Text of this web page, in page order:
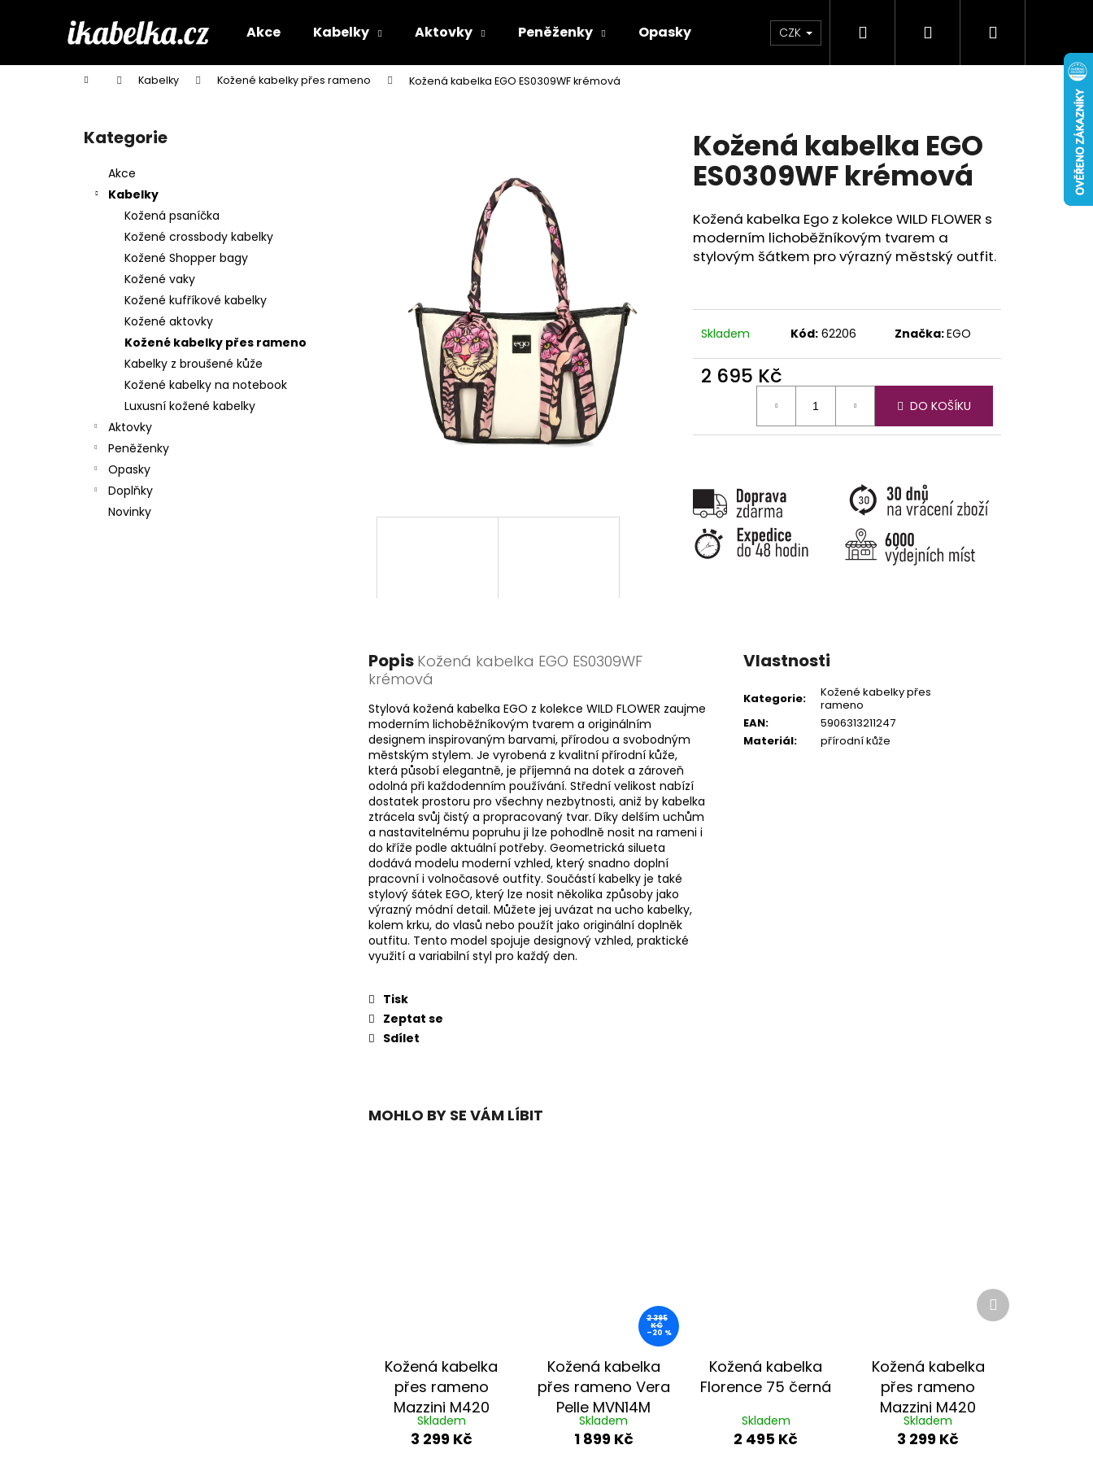
Akce Kabelky Aktovky Peněženky Opasky Doplňky Novinky
CZK Hledat PřihlášeníNákupní
Domů Kabelky Kožené kabelky přes rameno Kožená kabelka EGO ES0309WF krémová
Přeskočit
kategorie
Kategorie
Akce
Kabelky
Kožená psaníčka
Kožené crossbody kabelky
Kožené Shopper bagy
Kožené vaky
Kožené kufříkové kabelky
Kožené aktovky
Kožené kabelky přes rameno
Kabelky z broušené kůže
Kožené kabelky na notebook
Luxusní kožené kabelky
Aktovky
Peněženky
Opasky
Doplňky
Novinky
Kožená kabelka EGO
ES0309WF krémová
Kožená kabelka Ego z kolekce WILD FLOWER s
moderním lichoběžníkovým tvarem a
stylovým šátkem pro výrazný městský outfit.
Skladem Kód: 62206 Značka:EGO
2 695 Kč
DO KOŠÍKU
Popis Kožená kabelka EGO ES0309WF
krémová
Stylová kožená kabelka EGO z kolekce WILD FLOWER zaujme
moderním lichoběžníkovým tvarem a originálním
designem inspirovaným barvami, přírodou a svobodným
městským stylem. Je vyrobená z kvalitní přírodní kůže,
která působí elegantně, je příjemná na dotek a zároveň
odolná při každodenním používání. Střední velikost nabízí
dostatek prostoru pro všechny nezbytnosti, aniž by kabelka
ztrácela svůj čistý a propracovaný tvar. Díky delším uchům
a nastavitelnému popruhu ji lze pohodlně nosit na rameni i
do kříže podle aktuální potřeby. Geometrická silueta
dodává modelu moderní vzhled, který snadno doplní
pracovní i volnočasové outfity. Součástí kabelky je také
stylový šátek EGO, který lze nosit několika způsoby jako
výrazný módní detail. Můžete jej uvázat na ucho kabelky,
kolem krku, do vlasů nebo použít jako originální doplněk
outfitu. Tento model spojuje designový vzhled, praktické
využití a variabilní styl pro každý den.
Tisk
Zeptat se
Sdílet
Vlastnosti
Kategorie:
Kožené kabelky přes
rameno
EAN:
5906313211247
Materiál: přírodní kůže
MOHLO BY SE VÁM LÍBIT
Kožená kabelka
přes rameno
Mazzini M420
černá
Skladem
3 299 Kč
2 395
KČ
–20 %
Kožená kabelka
přes rameno Vera
Pelle MVN14M
černá
Skladem
1 899 Kč
Kožená kabelka
Florence 75 černá
Skladem
2 495 Kč
Kožená kabelka
přes rameno
Mazzini M420
koňaková
Skladem
3 299 Kč
Další
produkt
í
Zpět
do
Zpět
do
Co potřebujete najít?
Doporučujeme